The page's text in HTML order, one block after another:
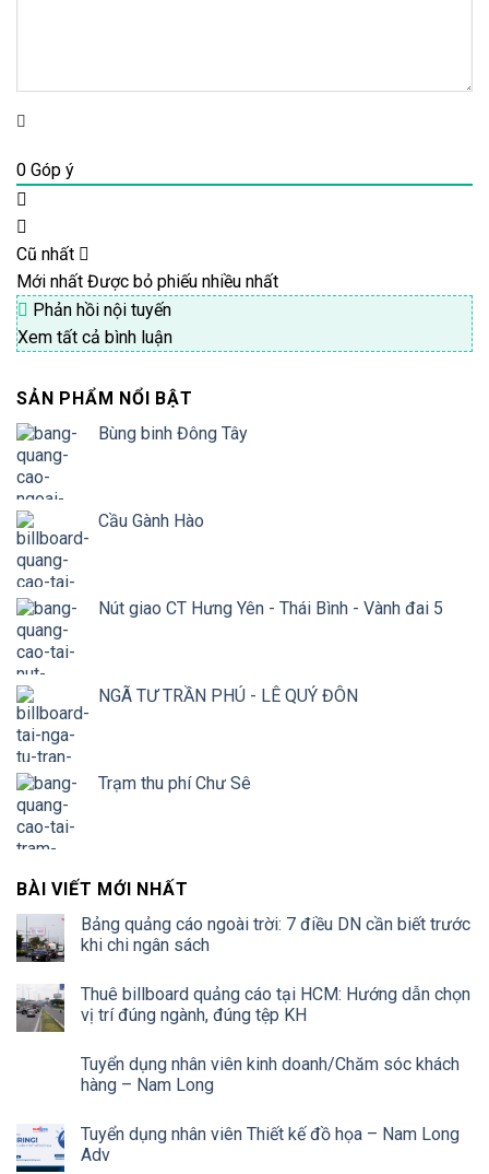
0 Góp ý
Cũ nhất
Mới nhất Được bỏ phiếu nhiều nhất
Phản hồi nội tuyến
Xem tất cả bình luận
SẢN PHẨM NỔI BẬT
Bùng binh Đông Tây
Cầu Gành Hào
Nút giao CT Hưng Yên - Thái Bình - Vành đai 5
NGÃ TƯ TRẦN PHÚ - LÊ QUÝ ĐÔN
Trạm thu phí Chư Sê
BÀI VIẾT MỚI NHẤT
Bảng quảng cáo ngoài trời: 7 điều DN cần biết trước
khi chi ngân sách
Thuê billboard quảng cáo tại HCM: Hướng dẫn chọn
vị trí đúng ngành, đúng tệp KH
Tuyển dụng nhân viên kinh doanh/Chăm sóc khách
hàng – Nam Long
Tuyển dụng nhân viên Thiết kế đồ họa – Nam Long
Adv